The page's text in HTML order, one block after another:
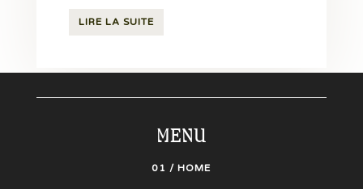
LIRE LA SUITE
MENU
01 / HOME